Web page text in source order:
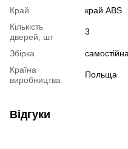
Край
край ABS
Кількість
дверей, шт
3
Збірка
Країна
виробництва
Польща
Відгуки